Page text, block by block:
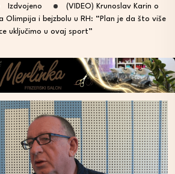
Izdvojeno
(VIDEO) Krunoslav Karin o
Olimpija i bejzbolu u RH: “Plan je da što više
uključimo u ovaj sport”